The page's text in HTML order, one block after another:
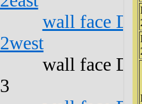
wall face
2west
wall face
3